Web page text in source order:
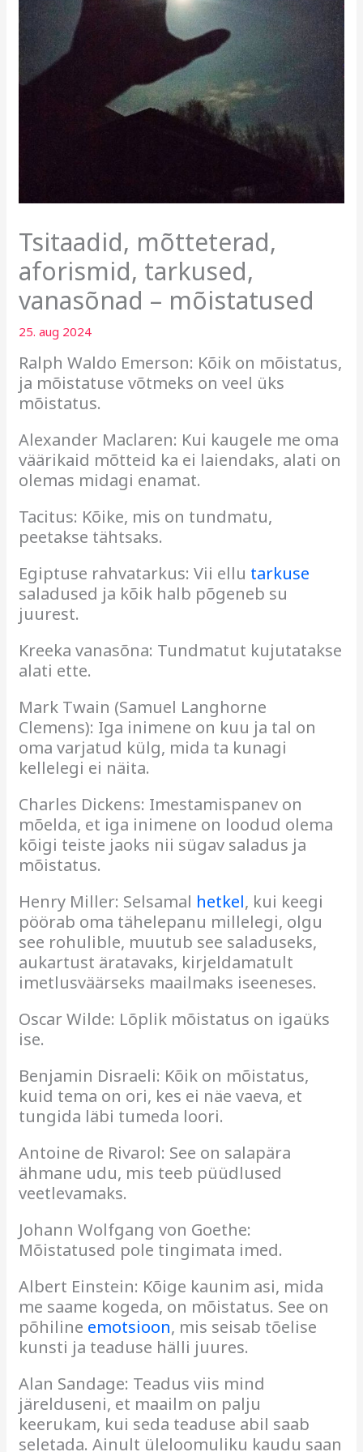
Tsitaadid, mõtteterad,
aforismid, tarkused,
vanasõnad – mõistatused
25. aug 2024
Ralph Waldo Emerson: Kõik on mõistatus,
ja mõistatuse võtmeks on veel üks
mõistatus.
Alexander Maclaren: Kui kaugele me oma
väärikaid mõtteid ka ei laiendaks, alati on
olemas midagi enamat.
Tacitus: Kõike, mis on tundmatu,
peetakse tähtsaks.
Egiptuse rahvatarkus: Vii ellu tarkuse
saladused ja kõik halb põgeneb su
juurest.
Kreeka vanasõna: Tundmatut kujutatakse
alati ette.
Mark Twain (Samuel Langhorne
Clemens): Iga inimene on kuu ja tal on
oma varjatud külg, mida ta kunagi
kellelegi ei näita.
Charles Dickens: Imestamispanev on
mõelda, et iga inimene on loodud olema
kõigi teiste jaoks nii sügav saladus ja
mõistatus.
Henry Miller: Selsamal hetkel, kui keegi
pöörab oma tähelepanu millelegi, olgu
see rohulible, muutub see saladuseks,
aukartust äratavaks, kirjeldamatult
imetlusväärseks maailmaks iseeneses.
Oscar Wilde: Lõplik mõistatus on igaüks
ise.
Benjamin Disraeli: Kõik on mõistatus,
kuid tema on ori, kes ei näe vaeva, et
tungida läbi tumeda loori.
Antoine de Rivarol: See on salapära
ähmane udu, mis teeb püüdlused
veetlevamaks.
Johann Wolfgang von Goethe:
Mõistatused pole tingimata imed.
Albert Einstein: Kõige kaunim asi, mida
me saame kogeda, on mõistatus. See on
põhiline emotsioon, mis seisab tõelise
kunsti ja teaduse hälli juures.
Alan Sandage: Teadus viis mind
järelduseni, et maailm on palju
keerukam, kui seda teaduse abil saab
seletada. Ainult üleloomuliku kaudu saan